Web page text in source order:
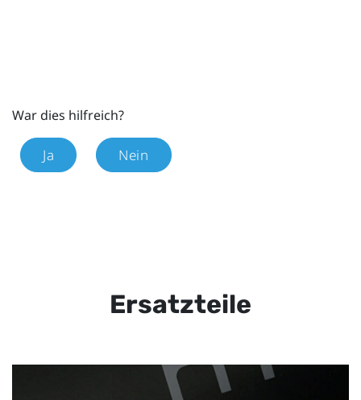
War dies hilfreich?
Ja Nein
Ersatzteile